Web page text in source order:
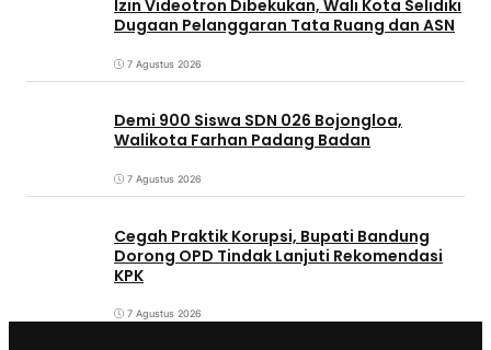
Izin Videotron Dibekukan, Wali Kota Selidiki
Dugaan Pelanggaran Tata Ruang dan ASN
7 Agustus 2026
Demi 900 Siswa SDN 026 Bojongloa,
Walikota Farhan Padang Badan
7 Agustus 2026
Cegah Praktik Korupsi, Bupati Bandung
Dorong OPD Tindak Lanjuti Rekomendasi
KPK
7 Agustus 2026